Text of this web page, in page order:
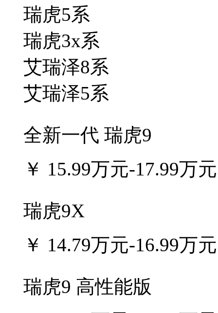
瑞虎5系
瑞虎3x系
艾瑞泽8系
艾瑞泽5系
全新一代 瑞虎9
￥ 15.99万元-17.99万元
瑞虎9X
￥ 14.79万元-16.99万元
瑞虎9 高性能版